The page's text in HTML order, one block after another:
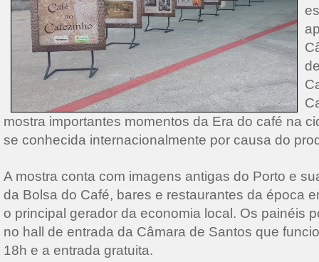
mostra importantes momentos da Era do café na
se conhecida internacionalmente por causa do
A mostra conta com imagens antigas do Porto e
da Bolsa do Café, bares e restaurantes da época
o principal gerador da economia local. Os painéis
no hall de entrada da Câmara de Santos que
18h e a entrada gratuita.